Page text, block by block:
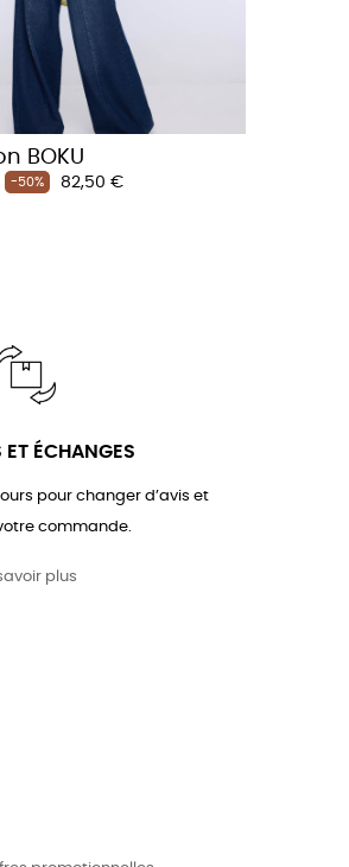
BOKU
-50% Prix
82,50 €
ET ÉCHANGES
pour changer d’avis et
commande.
plus